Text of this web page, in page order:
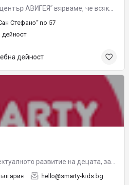
Стефано“ no 57
дейност
дейност
hello@smarty-kids.bg